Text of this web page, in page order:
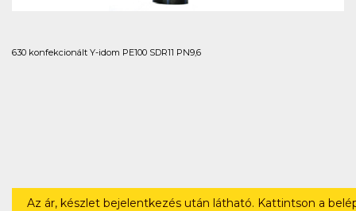
630 konfekcionált Y-idom PE100 SDR11 PN9,6
Az ár, készlet bejelentkezés után látható. Kattintson a